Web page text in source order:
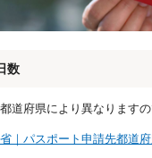
数
道府県により異なりますの
｜パスポート申請先都道